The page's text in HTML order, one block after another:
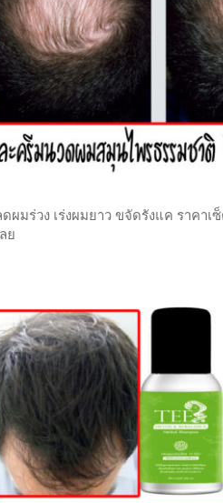
มร่วง เร่งผมยาว ขจัดรังแค ราคาเ
ย